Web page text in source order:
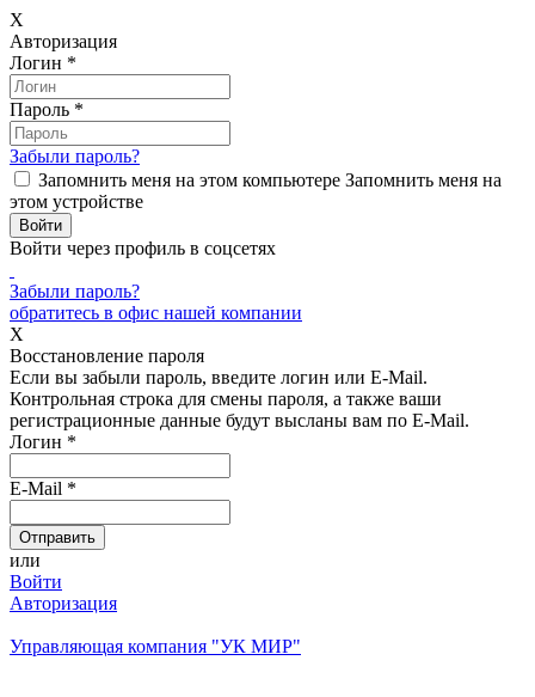
X
Авторизация
Логин *
Пароль *
Забыли пароль?
Запомнить меня на этом компьютере Запомнить меня на
этом устройстве
Войти через профиль в соцсетях
Забыли пароль?
обратитесь в офис нашей компании
X
Восстановление пароля
Если вы забыли пароль, введите логин или E-Mail.
Контрольная строка для смены пароля, а также ваши
регистрационные данные будут высланы вам по E-Mail.
Логин *
E-Mail *
или
Войти
Авторизация
Управляющая компания "УК МИР"